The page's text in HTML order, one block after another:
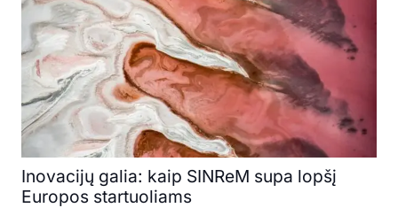
Inovacijų galia: kaip SINReM supa lopšį
Europos startuoliams